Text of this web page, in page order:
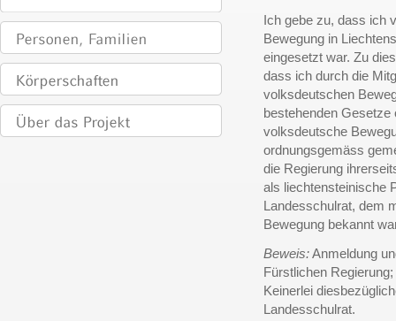
Ich gebe zu, dass ich
Bewegung in
eingesetzt war. Zu
dass ich durch die
volksdeutschen
bestehenden Gesetze
volksdeutsche
ordnungsgemäss
die Regierung
als liechtensteinische
Landesschulrat, dem
Bewegung bekannt
Beweis:Anmeldung
Fürstlichen Regierung;
Keinerlei
Landesschulrat.